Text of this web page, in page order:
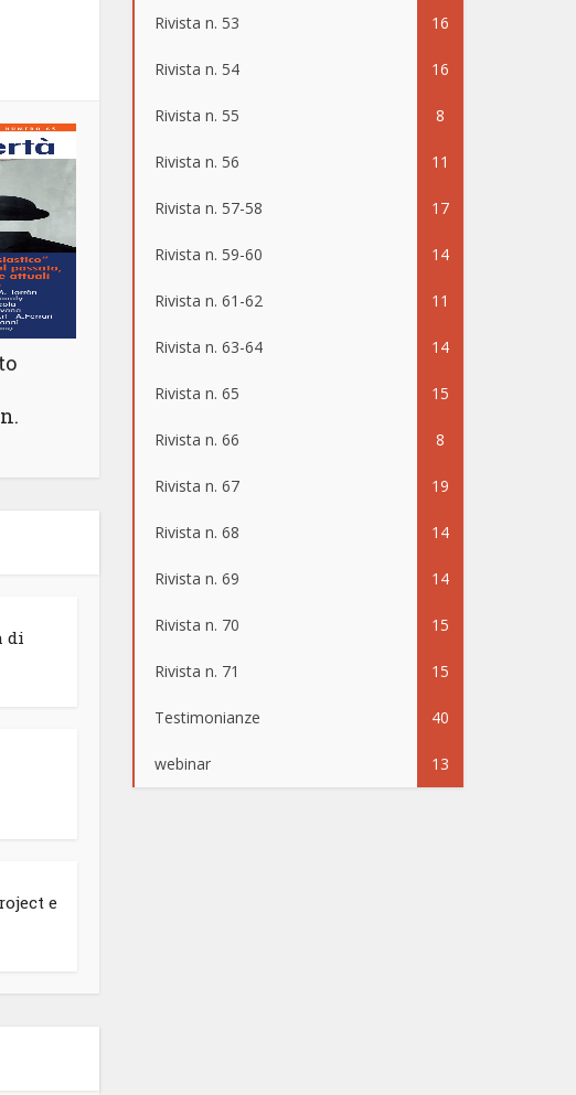
di
e
Rivista n. 53 16
Rivista n. 54 16
Rivista n. 55 8
Rivista n. 56 11
Rivista n. 57-58 17
Rivista n. 59-60 14
Rivista n. 61-62 11
Rivista n. 63-64 14
Rivista n. 65 15
Rivista n. 66 8
Rivista n. 67 19
Rivista n. 68 14
Rivista n. 69 14
Rivista n. 70 15
Rivista n. 71 15
Testimonianze 40
webinar 13